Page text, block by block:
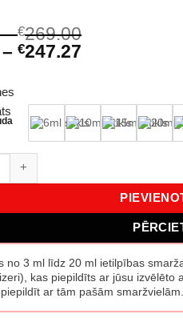
€269.00
– €247.27
no 3 ml līdz 20 ml ietilpības
kas piepildīts ar jūsu izvēlēto
ar tām pašām smaržvielām.